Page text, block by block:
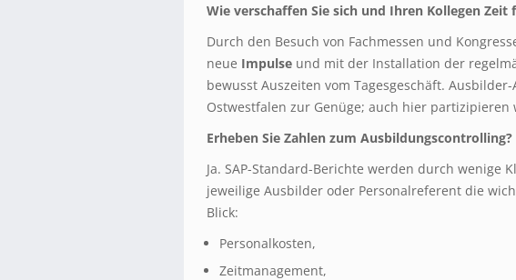
Wie verschaffen Sie sich und Ihren Kollegen
Durch den Besuch von Fachmessen und
neue Impulse und mit der Installation der
bewusst Auszeiten vom Tagesgeschäft.
Ostwestfalen zur Genüge; auch hier partizipieren
Erheben Sie Zahlen zum Ausbildungscontrolling?
Ja. SAP-Standard-Berichte werden durch wenige
jeweilige Ausbilder oder Personalreferent die
Blick:
Personalkosten,
Zeitmanagement,